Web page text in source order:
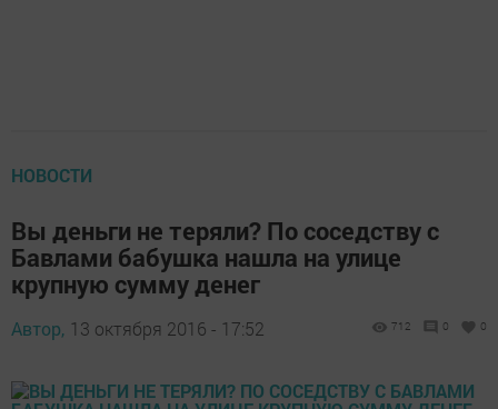
НОВОСТИ
Вы деньги не теряли? По соседству с
Бавлами бабушка нашла на улице
крупную сумму денег
Автор, 13 октября 2016 - 17:52 712 0 0